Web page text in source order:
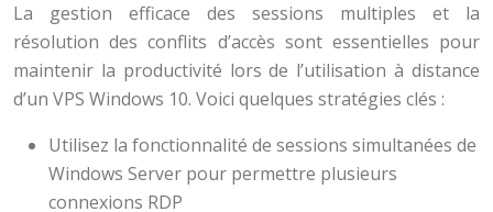
La gestion efficace des sessions multiples et la
résolution des conflits d’accès sont essentielles pour
maintenir la productivité lors de l’utilisation à distance
d’un VPS Windows 10. Voici quelques stratégies clés :
Utilisez la fonctionnalité de sessions simultanées de
Windows Server pour permettre plusieurs
connexions RDP